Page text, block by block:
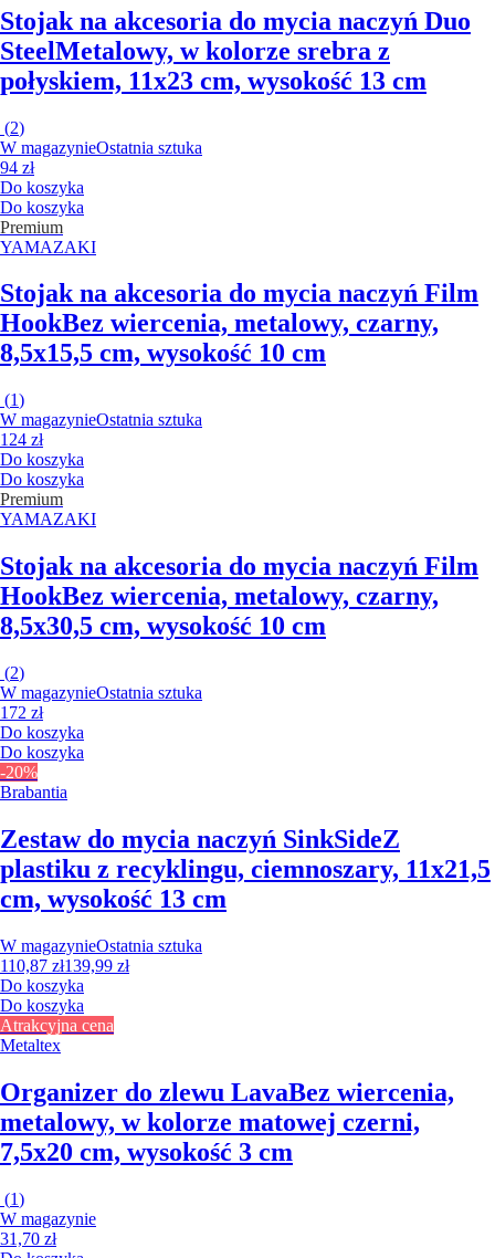
Stojak na akcesoria do mycia naczyń Duo
SteelMetalowy, w kolorze srebra z
połyskiem, 11x23 cm, wysokość 13 cm
(2)
W magazynieOstatnia sztuka
94 zł
Do koszyka
Do koszyka
Premium
YAMAZAKI
Stojak na akcesoria do mycia naczyń Film
HookBez wiercenia, metalowy, czarny,
8,5x15,5 cm, wysokość 10 cm
(1)
W magazynieOstatnia sztuka
124 zł
Do koszyka
Do koszyka
Premium
YAMAZAKI
Stojak na akcesoria do mycia naczyń Film
HookBez wiercenia, metalowy, czarny,
8,5x30,5 cm, wysokość 10 cm
(2)
W magazynieOstatnia sztuka
172 zł
Do koszyka
Do koszyka
-20%
Brabantia
Zestaw do mycia naczyń SinkSideZ
plastiku z recyklingu, ciemnoszary, 11x21,5
cm, wysokość 13 cm
W magazynieOstatnia sztuka
110,87 zł139,99 zł
Do koszyka
Do koszyka
Atrakcyjna cena
Metaltex
Organizer do zlewu LavaBez wiercenia,
metalowy, w kolorze matowej czerni,
7,5x20 cm, wysokość 3 cm
(1)
W magazynie
31,70 zł